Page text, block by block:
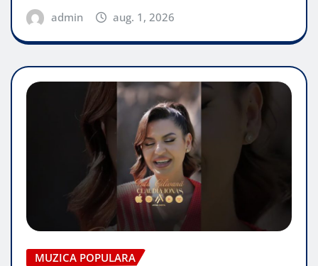
admin aug. 1, 2026
MUZICA POPULARA